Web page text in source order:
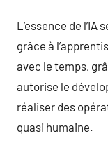
L’essence de
grâce à
avec le temps,
autorise le
réaliser des
quasi humaine.